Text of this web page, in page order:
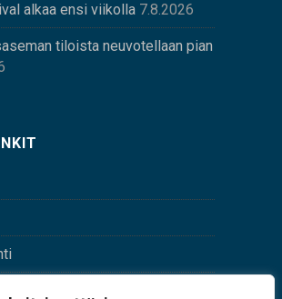
alkaa ensi viikolla 7.8.2026
tiloista neuvotellaan pian